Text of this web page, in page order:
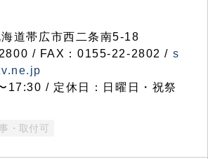
道帯広市西二条南5-18
/ FAX：0155-22-2802 / s
17:30 / 定休日：日曜日・祝祭
・取付可